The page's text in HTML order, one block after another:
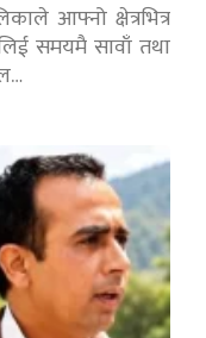
आफ्नो क्षेत्रभित्र
समयमै सावाँ तथा